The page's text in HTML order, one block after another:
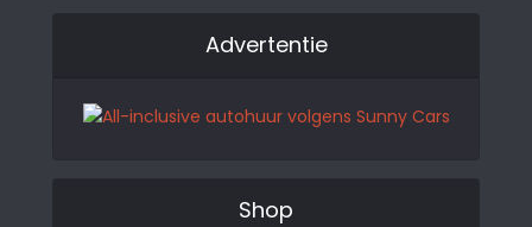
Advertentie
Shop